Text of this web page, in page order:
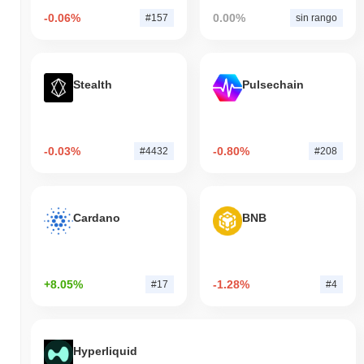
-0.06% #157 0.00% sin rango
Stealth
-0.03% #4432
Pulsechain
-0.80% #208
Cardano
+8.05% #17
BNB
-1.28% #4
Hyperliquid